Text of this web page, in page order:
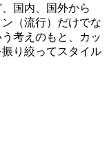
国内、国外から
（流行）だけでな
考えのもと、カッ
り絞ってスタイル